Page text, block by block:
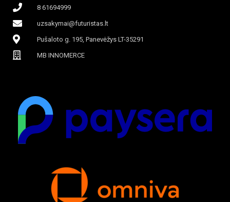
8 61694999
uzsakymai@futuristas.lt
Pušaloto g. 195, Panevėžys LT-35291
MB INNOMERCE